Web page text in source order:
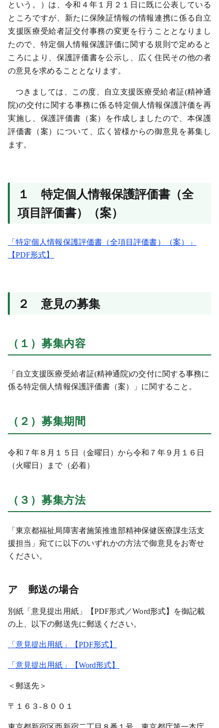
という。）は、令和４年１月２１日に既に公表している
ところですが、新たに保険証情報の情報連携に係る自立
支援医療受給者証交付事務の変更を行う こととなりまし
たので、特定個人情報保護評価に関する規則で定めると
ころにより、保護評価書を公示し、広く住民その他の者
の意見を求めることとなります。
つきましては、この度、
自立支援医療受給者証(精神通
院)の交付に関する事務に係る特定個人情報保護評価を再
実施し、保護評価書（案）を作成しましたので、本保護
評価書（案）について、広く皆様からの御意見を募集し
ます。
１ 特定個人情報保護評価書（全
項目評価書）（案）
「特定個人情報保護評価書（全項目評価書）（案）」
【PDF形式】
２ 意見の募集
（１）募集内容
「 自立支援医療受給者証(精神通院)の交付に関する事務に
係る特定個人情報保護評価書（案）」に関すること。
（２）募集期間
令和７年８月１５日（金曜日）から令和７年９月１６日
（火曜日）
まで（必着）
（３）募集方法
「東京都福祉局障害者施策推進部精神保健医療課生活支
援担当」宛てに以下のいずれかの方法で御意見をお寄せ
ください。
ア 郵送の場合
別紙「意見提出用紙」【PDF形式／Word形式】を御記載
の上、以下の郵送先に郵送ください。
「意見提出用紙」【PDF形式】
「意見提出用紙」【Word形式】
＜郵送先＞
〒１６３-８００１